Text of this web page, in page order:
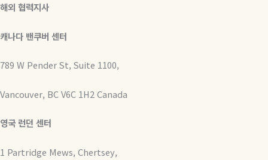
해외 협력지사
캐나다 밴쿠버 센터
789 W Pender St, Suite 1100,
Vancouver, BC V6C 1H2 Canada
영국 런던 센터
1 Partridge Mews, Chertsey,